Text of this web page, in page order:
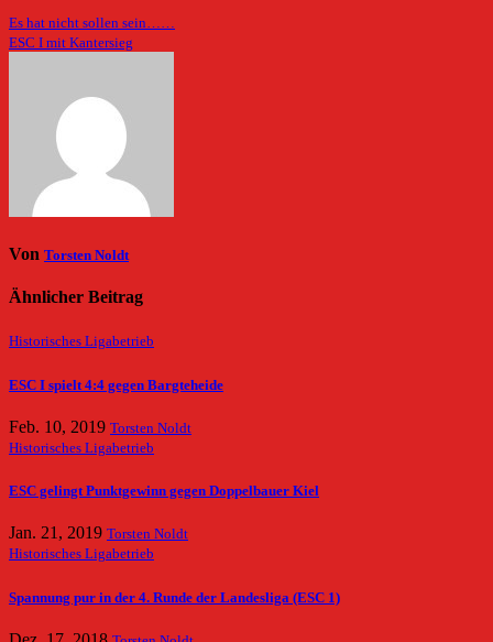
Es hat nicht sollen sein……
ESC I mit Kantersieg
Von Torsten Noldt
Ähnlicher Beitrag
Historisches Ligabetrieb
ESC I spielt 4:4 gegen Bargteheide
Feb. 10, 2019 Torsten Noldt
Historisches Ligabetrieb
ESC gelingt Punktgewinn gegen Doppelbauer Kiel
Jan. 21, 2019 Torsten Noldt
Historisches Ligabetrieb
Spannung pur in der 4. Runde der Landesliga (ESC 1)